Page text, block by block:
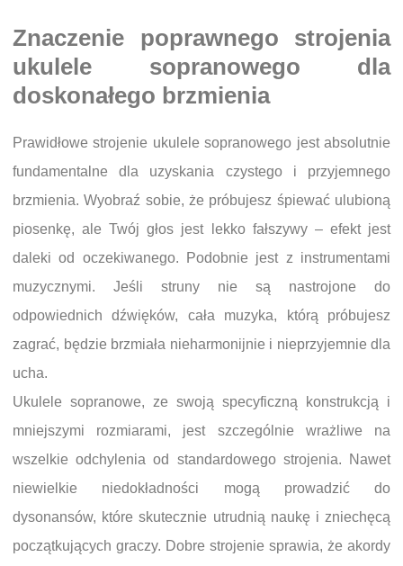
Znaczenie poprawnego strojenia
ukulele sopranowego dla
doskonałego brzmienia
Prawidłowe strojenie ukulele sopranowego jest absolutnie
fundamentalne dla uzyskania czystego i przyjemnego
brzmienia. Wyobraź sobie, że próbujesz śpiewać ulubioną
piosenkę, ale Twój głos jest lekko fałszywy – efekt jest
daleki od oczekiwanego. Podobnie jest z instrumentami
muzycznymi. Jeśli struny nie są nastrojone do
odpowiednich dźwięków, cała muzyka, którą próbujesz
zagrać, będzie brzmiała nieharmonijnie i nieprzyjemnie dla
ucha.
Ukulele sopranowe, ze swoją specyficzną konstrukcją i
mniejszymi rozmiarami, jest szczególnie wrażliwe na
wszelkie odchylenia od standardowego strojenia. Nawet
niewielkie niedokładności mogą prowadzić do
dysonansów, które skutecznie utrudnią naukę i zniechęcą
początkujących graczy. Dobre strojenie sprawia, że akordy